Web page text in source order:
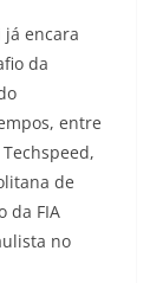
já encara
da
entre
de
da FIA
no